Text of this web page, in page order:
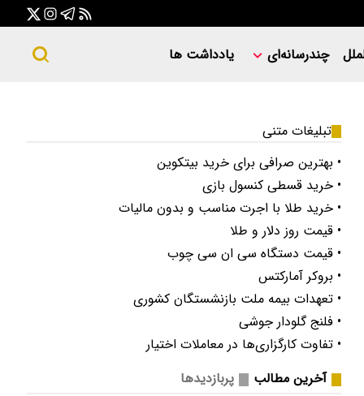
چندرسانه‌ای یادداشت ها
تبلیغات متنی
• بهترین صرافی برای خرید بیتکوین
• خرید قسطی کنسول بازی
• خرید طلا با اجرت مناسب و بدون مالیات
• قیمت روز دلار و طلا
• قیمت دستگاه سی ان سی چوب
• بروکر آمارکتس
• تعهدات بیمه ملت بازنشستگان کشوری
• فلنج گلودار جوشی
• تفاوت کارگزاری‌ها در معاملات اختیار
آخرین مطالب
پربازدیدها